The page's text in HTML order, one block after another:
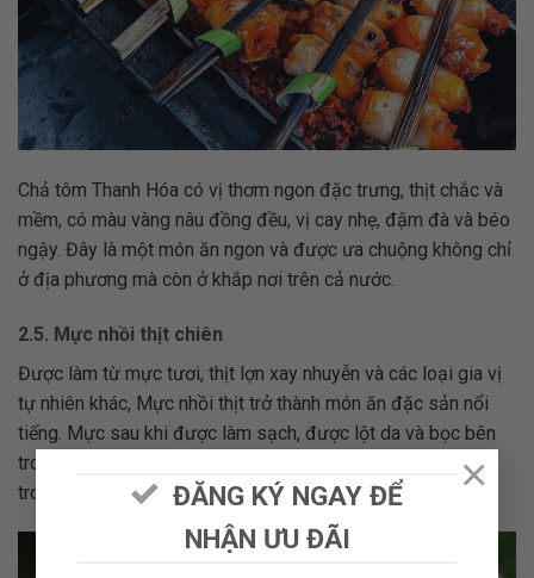
ĐĂNG KÝ NGAY ĐỂ
NHẬN ƯU ĐÃI
×
Chả tôm Thanh Hóa có vị thơm ngon đặc trưng, thịt chắc và
mềm, có màu vàng nâu đồng đều, vị cay nhẹ, đậm đà và béo
ngậy. Đây là một món ăn ngon và được ưa chuộng không chỉ
ở địa phương mà còn ở khắp nơi trên cả nước.
2.5. Mực nhồi thịt chiên
Được làm từ mực tươi, thịt lợn xay nhuyễn và các loại gia vị
tự nhiên khác, Mực nhồi thịt trở thành món ăn đặc sản nổi
tiếng. Mực sau khi được làm sạch, được lột da và bọc bên
trong hỗn hợp thịt, rau và gia vị, sau đó được chiên giòn
trong dầu nóng.